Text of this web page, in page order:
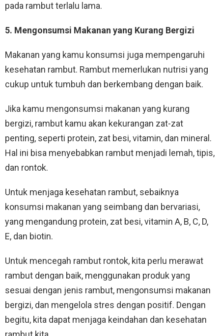
pada rambut terlalu lama.
5. Mengonsumsi Makanan yang Kurang Bergizi
Makanan yang kamu konsumsi juga mempengaruhi
kesehatan rambut. Rambut memerlukan nutrisi yang
cukup untuk tumbuh dan berkembang dengan baik.
Jika kamu mengonsumsi makanan yang kurang
bergizi, rambut kamu akan kekurangan zat-zat
penting, seperti protein, zat besi, vitamin, dan mineral.
Hal ini bisa menyebabkan rambut menjadi lemah, tipis,
dan rontok.
Untuk menjaga kesehatan rambut, sebaiknya
konsumsi makanan yang seimbang dan bervariasi,
yang mengandung protein, zat besi, vitamin A, B, C, D,
E, dan biotin.
Untuk mencegah rambut rontok, kita perlu merawat
rambut dengan baik, menggunakan produk yang
sesuai dengan jenis rambut, mengonsumsi makanan
bergizi, dan mengelola stres dengan positif. Dengan
begitu, kita dapat menjaga keindahan dan kesehatan